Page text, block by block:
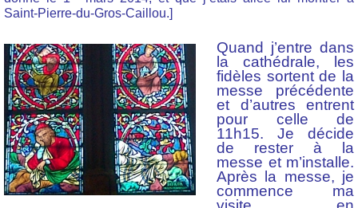
Saint-Pierre-du-Gros-Caillou.]
Quand j’entre dans
la cathédrale, les
fidèles sortent de la
messe précédente
et d’autres entrent
pour celle de
11h15. Je décide
de rester à la
messe et m’installe.
Après la messe, je
commence ma